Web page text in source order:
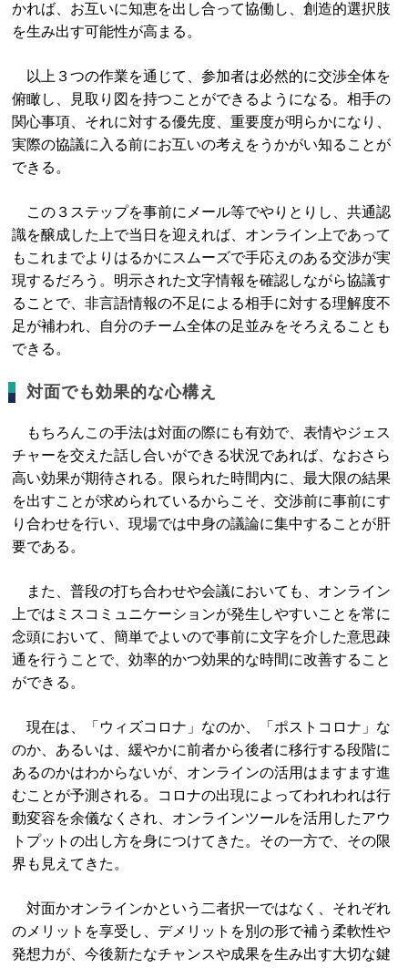
かれば、お互いに知恵を出し合って協働し、創造的選択肢
を生み出す可能性が高まる。
以上３つの作業を通じて、参加者は必然的に交渉全体を
俯瞰し、見取り図を持つことができるようになる。相手の
関心事項、それに対する優先度、重要度が明らかになり、
実際の協議に入る前にお互いの考えをうかがい知ることが
できる。
この３ステップを事前にメール等でやりとりし、共通認
識を醸成した上で当日を迎えれば、オンライン上であって
もこれまでよりはるかにスムーズで手応えのある交渉が実
現するだろう。明示された文字情報を確認しながら協議す
ることで、非言語情報の不足による相手に対する理解度不
足が補われ、自分のチーム全体の足並みをそろえることも
できる。
対面でも効果的な心構え
もちろんこの手法は対面の際にも有効で、表情やジェス
チャーを交えた話し合いができる状況であれば、なおさら
高い効果が期待される。限られた時間内に、最大限の結果
を出すことが求められているからこそ、交渉前に事前にす
り合わせを行い、現場では中身の議論に集中することが肝
要である。
また、普段の打ち合わせや会議においても、オンライン
上ではミスコミュニケーションが発生しやすいことを常に
念頭において、簡単でよいので事前に文字を介した意思疎
通を行うことで、効率的かつ効果的な時間に改善すること
ができる。
現在は、「ウィズコロナ」なのか、「ポストコロナ」な
のか、あるいは、緩やかに前者から後者に移行する段階に
あるのかはわからないが、オンラインの活用はますます進
むことが予測される。コロナの出現によってわれわれは行
動変容を余儀なくされ、オンラインツールを活用したアウ
トプットの出し方を身につけてきた。その一方で、その限
界も見えてきた。
対面かオンラインかという二者択一ではなく、それぞれ
のメリットを享受し、デメリットを別の形で補う柔軟性や
発想力が、今後新たなチャンスや成果を生み出す大切な鍵